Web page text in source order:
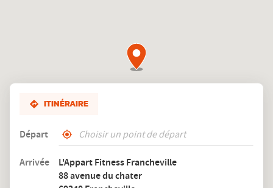
ITINÉRAIRE
Départ
,
un
club
À
Arrivée
L'Appart Fitness Francheville
88 avenue du chater